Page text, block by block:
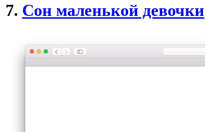
7. Сон маленькой девочки